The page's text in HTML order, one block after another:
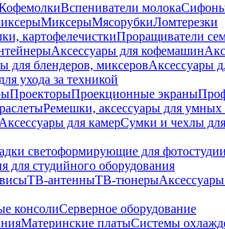
Вспениватели молокаСифоны
МиксерыМясорубкиЛомтерезки
картофелечисткиПроращиватели
Аксессуары для кофемашин
для блендеров, миксеровАксессуары
ухода за техникой
ПроекторыПроекционные экраны
Ремешки, аксессуары для умных
Аксессуары для камерСумки и чехлы
светоформирующие для фотостудии
для студийного оборудования
ТВ-антенныТВ-тюнеры
консолиСерверное оборудование
Материнские платыСистемы